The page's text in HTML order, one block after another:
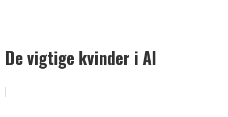
De vigtige kvinder i AI